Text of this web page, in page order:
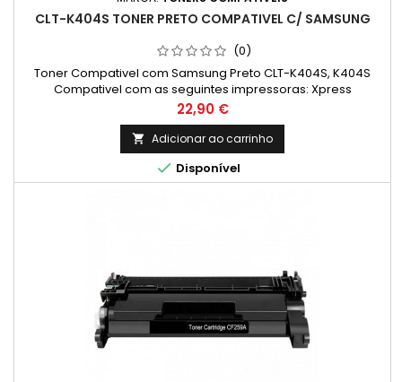
CLT-K404S TONER PRETO COMPATIVEL C/ SAMSUNG
(0)
Toner Compativel com Samsung Preto CLT-K404S, K404S
Compativel com as seguintes impressoras: Xpress
C430, Xpress C430W, Xpress C480, Xpress C480W, Xpress
C480FN, Xpress C480FW
Preço
22,90 €
 Adicionar ao carrinho
 Disponível